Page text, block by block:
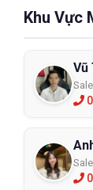
Tạp dề
Khu Vực
Vũ